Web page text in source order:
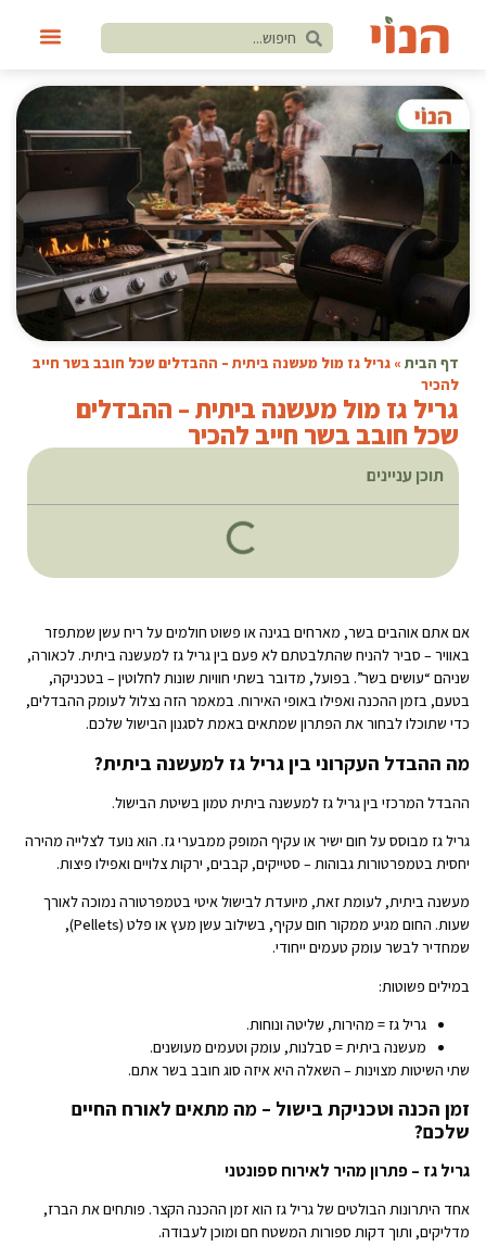
דף הבית » גריל גז מול מעשנה ביתית – ההבדלים שכל חובב בשר חייב
להכיר
גריל גז מול מעשנה ביתית – ההבדלים
שכל חובב בשר חייב להכיר
תוכן עניינים
אם אתם אוהבים בשר, מארחים בגינה או פשוט חולמים על ריח עשן שמתפזר
באוויר – סביר להניח שהתלבטתם לא פעם בין גריל גז למעשנה ביתית. לכאורה,
שניהם “עושים בשר”. בפועל, מדובר בשתי חוויות שונות לחלוטין – בטכניקה,
בטעם, בזמן ההכנה ואפילו באופי האירוח. במאמר הזה נצלול לעומק ההבדלים,
כדי שתוכלו לבחור את הפתרון שמתאים באמת לסגנון הבישול שלכם.
מה ההבדל העקרוני בין גריל גז למעשנה ביתית?
ההבדל המרכזי בין גריל גז למעשנה ביתית טמון בשיטת הבישול.
גריל גז מבוסס על חום ישיר או עקיף המופק ממבערי גז. הוא נועד לצלייה מהירה
יחסית בטמפרטורות גבוהות – סטייקים, קבבים, ירקות צלויים ואפילו פיצות.
מעשנה ביתית, לעומת זאת, מיועדת לבישול איטי בטמפרטורה נמוכה לאורך
שעות. החום מגיע ממקור חום עקיף, בשילוב עשן מעץ או פלט (Pellets),
שמחדיר לבשר עומק טעמים ייחודי.
במילים פשוטות:
גריל גז = מהירות, שליטה ונוחות.
מעשנה ביתית = סבלנות, עומק וטעמים מעושנים.
שתי השיטות מצוינות – השאלה היא איזה סוג חובב בשר אתם.
זמן הכנה וטכניקת בישול – מה מתאים לאורח החיים
שלכם?
גריל גז – פתרון מהיר לאירוח ספונטני
אחד היתרונות הבולטים של גריל גז הוא זמן ההכנה הקצר. פותחים את הברז,
מדליקים, ותוך דקות ספורות המשטח חם ומוכן לעבודה.